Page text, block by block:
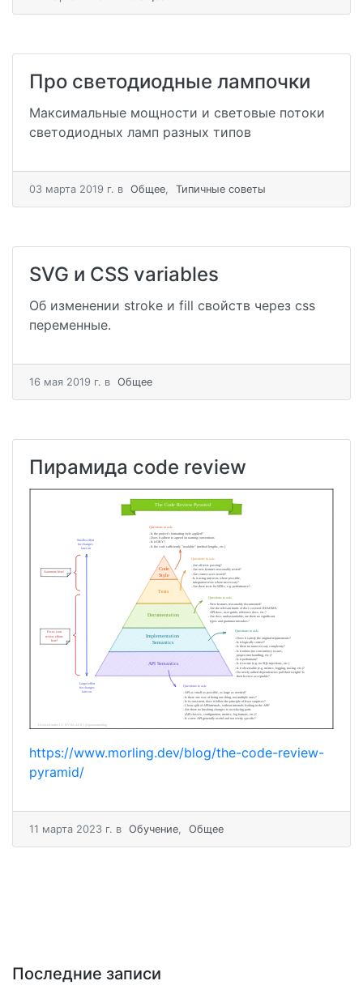
Последние записи
Про светодиодные лампочки
Максимальные мощности и световые потоки
светодиодных ламп разных типов
03 мартa 2019 г. в Общее, Типичные советы
SVG и CSS variables
Об изменении stroke и fill свойств через css
переменные.
16 мая 2019 г. в Общее
Пирамида code review
https://www.morling.dev/blog/the-code-review-
pyramid/
11 мартa 2023 г. в Обучение, Общее